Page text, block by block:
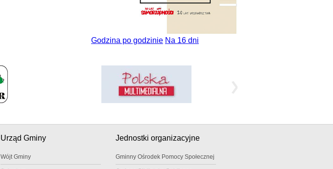
Godzina po godzinie Na 16 dni
Urząd Gminy
Wójt Gminy
Jednostki organizacyjne
Gminny Ośrodek Pomocy Społecznej